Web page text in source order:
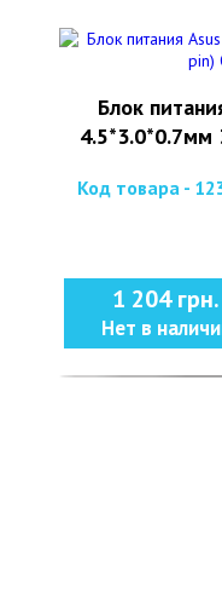
Блок
4.5*3.0*0.7мм
Код товара -
1 204 грн.
Нет в